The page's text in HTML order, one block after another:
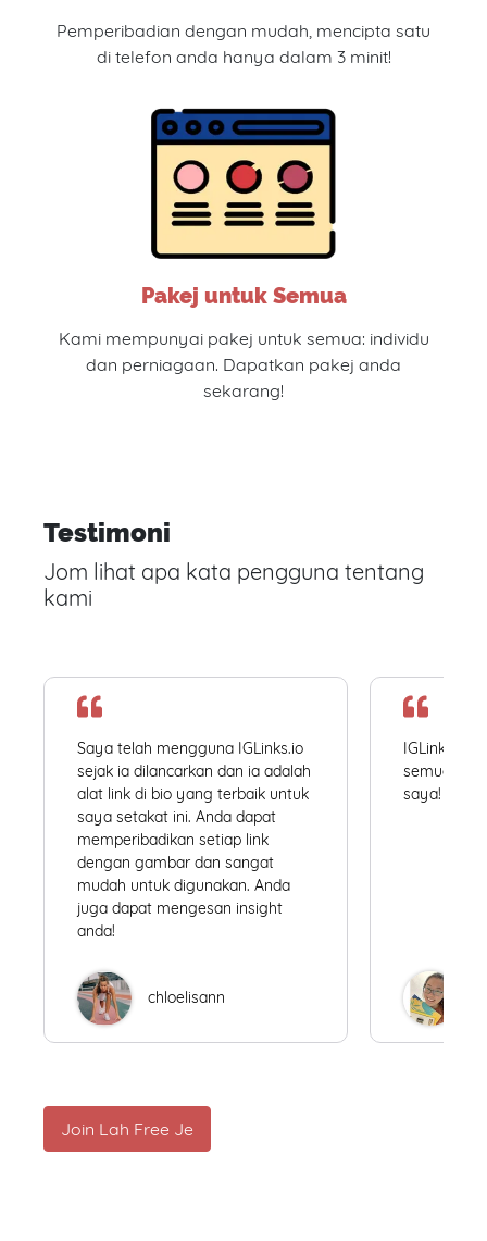
Pemperibadian dengan mudah, mencipta satu
di telefon anda hanya dalam 3 minit!
Pakej untuk Semua
Kami mempunyai pakej untuk semua: individu
dan perniagaan. Dapatkan pakej anda
sekarang!
Testimoni
Jom lihat apa kata pengguna tentang
kami
Saya telah mengguna IGLinks.io
sejak ia dilancarkan dan ia adalah
alat link di bio yang terbaik untuk
saya setakat ini. Anda dapat
memperibadikan setiap link
dengan gambar dan sangat
mudah untuk digunakan. Anda
juga dapat mengesan insight
anda!
chloelisann
IGLinks.io
semua
saya!
Join Lah Free Je